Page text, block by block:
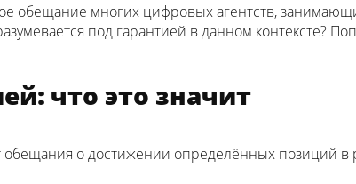
обещание многих цифровых агентств,
под гарантией в данном контексте?
что это значит
о достижении определённых позиций в